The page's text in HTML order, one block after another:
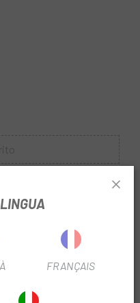
Características: -
de aerolíneas. -Funda
inferior semi-rígida
de deslizamiento
baja densidad. -Mango
DI PIÙ FRANÇAIS